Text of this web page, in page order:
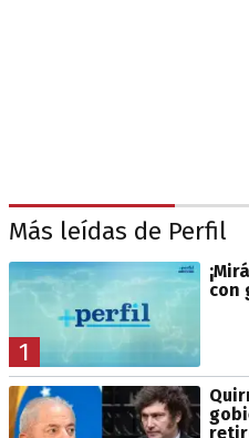
Más leídas de Perfil
1
con